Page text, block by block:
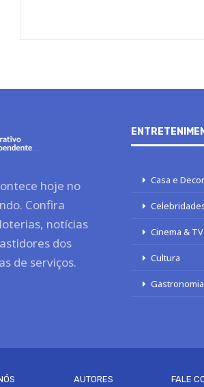
hoje no
Confira
notícias
dos
de serviços.
Casa e
Cinema & TV
Cultura
Gastronomia
AUTORES FALE